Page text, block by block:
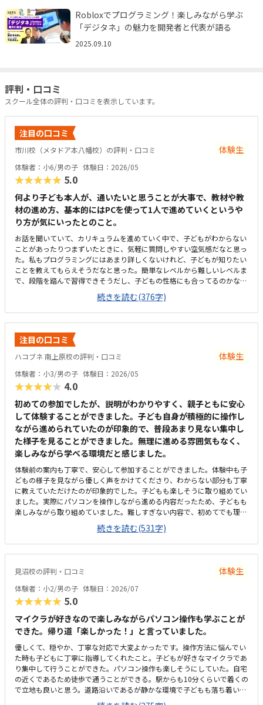
Robloxでプログラミング！楽しみながら学ぶ
「デジタネ」の魅力を開発者と代表が語る
2025.09.10
評判・口コミ
スクール全体の評判・口コミを表示しています。
注目の口コミ
市川校（メタドア本八幡校）の評判・口コミ 体験生
体験者：小6/男の子 体験日：2026/05
★★★★★ 5.0
何より子ども本人が、通いたいと思うことが大事で、教材や教
材の進め方、基本的にはPCを使って1人で進めていくというや
り方が気にいったとのこと。
お話を聞いていて、カリキュラムを進めていく中で、子どもがわからない
ことがあったりつまずいたときに、気軽に質問しやすい空気感だなと思っ
た。私もプログラミングにはあまり詳しくないけれど、子どもが知りたい
ことを教えてもらえそうだなと思った。簡単なレベルから難しいレベルま
で、段階を踏んで習得できそうだし、子どもの性格にも合ってるのかなと
思った。近いに越したことはないが、駅前のビルの中にあり、バス一本で
通えるので、許容範囲かなと思った。ロボットを使ったコースと、ロブロ
ックスコースの部屋が壁1枚で分かれていたが、ロボットの方の音量(声
量？)がどのくらいになるか後から気になったが、聞き忘れてしまった。
他の習い事と比べると少し高い。込み込みで月謝が1万円くらいだと嬉し
い。月に3回ということについては不満はない。同上。子どもが、教材が
使いやすそうと言っていた。
続きを読む(376字)
注目の口コミ
ハコブネ 南上原校の評判・口コミ 体験生
体験者：小3/男の子 体験日：2026/05
★★★★★ 4.0
初めての参加でしたが、説明がわかりやすく、親子ともに安心
して体験することができました。子ども自身が積極的に操作し
ながら進められていたのが印象的で、普段あまり見ない集中し
た様子を見ることができました。無理に進める雰囲気もなく、
楽しみながら学べる環境だと感じました。
体験前の案内も丁寧で、安心して参加することができました。体験中も子
どもの様子を見ながら優しく声をかけてくださり、わからない部分も丁寧
に教えていただけたのが印象的でした。子どもも楽しそうに取り組めてい
ました。実際にパソコンを操作しながら進める内容だったため、子どもも
楽しみながら取り組めていました。難しすぎない内容で、初めてでも理解
しやすいよう工夫されていると感じました。体験教室は実際に通う教室と
は別会場でしたが、アクセスはわかりやすかったです。近隣の駐車場から
少し歩きましたが、そこまで距離は気になりませんでした。体験会場はお
しゃれなカフェの雰囲気で、落ち着いて過ごせる空間でした。清潔感があ
り、子どももリラックスして参加できていたと思います。内容を考えると
納得感はありましたが、普段通っている他の習い事と比較すると、やはり
少し高めには感じました。ただ、少人数でしっかり見てもらえる点や、実
際に手を動かして学べる内容には魅力を感じました。スタッフの方が終始
丁寧に対応してくださり、安心して体験に参加できました。教室として大
切にしている考え方や方針についてのお話にも共感できたのが印象的でし
た。子どもも途中で飽きることなく、最後まで楽しそうに取り組んでいま
続きを読む(531字)
見沼校の評判・口コミ 体験生
体験者：小2/男の子 体験日：2026/07
★★★★★ 5.0
マイクラが好きなので楽しみながらパソコン操作も学ぶことが
できた。帰り道「楽しかった！」と言っていました。
優しくて、穏やか、丁寧な対応で大変よかったです。操作方法に悩んでい
た時も子どもに丁寧に指導してくれたこと。子どもが好きなマイクラであ
り集中して行うことができた。パソコン操作も楽しそうにしていた。自宅
の近くであるため徒歩で通うことができる。駅からも10分くらいで着くの
で立地も良いと思う。道路沿いであるが静かな環境で子どもも落ち着いて
集中して授業を受けることができた。プログラミングは高いイメージです